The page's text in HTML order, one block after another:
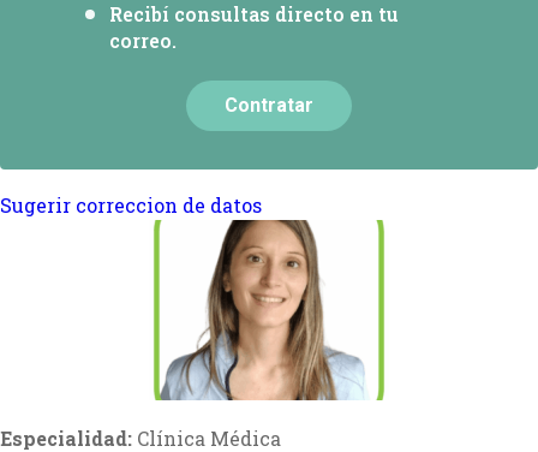
Especialidad: Clínica Médica
Recibí consultas directo en tu
correo.
Contratar
Sugerir correccion de datos